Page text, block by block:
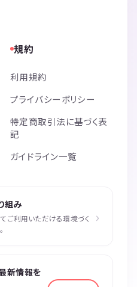
規約
利用規約
プライバシーポリシー
特定商取引法に基づく表
記
ガイドライン一覧
組み
ご利用いただける環境づく
›
新情報を